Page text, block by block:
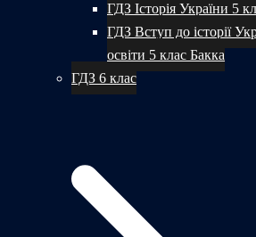
ГДЗ Історія України 5
ГДЗ Вступ до історії
освіти 5 клас Бакка
ГДЗ 6 клас